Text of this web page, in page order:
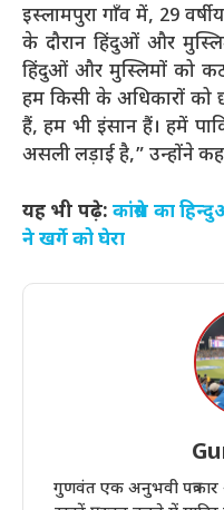
इस्लामपुरा गाँव में, 29
के दौरान हिंदुओं और
हिंदुओं और मुस्लिमों को
हम किसी के अधिकारों
हैं, हम भी इंसान हैं। हमें
असली लड़ाई है,” उन्होंने
यह भी पढ़े:कांग्रेस का
ने खर्गे को घेरा
गुणवंत एक अनुभवी